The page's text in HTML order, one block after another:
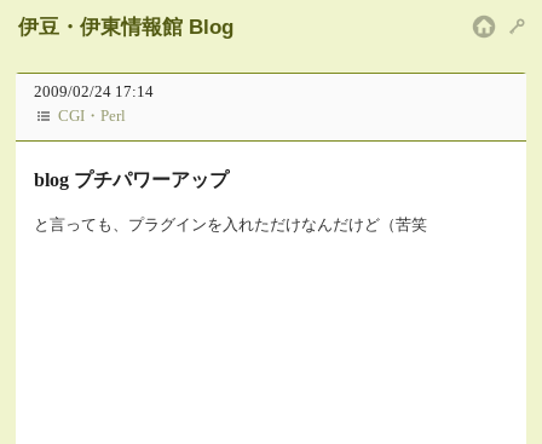
伊豆・伊東情報館 Blog
2009/02/24 17:14
CGI・Perl
blog プチパワーアップ
と言っても、プラグインを入れただけなんだけど（苦笑